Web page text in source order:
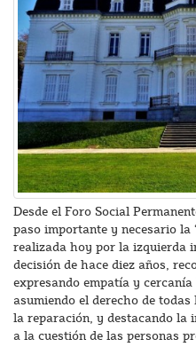
Desde el Foro Social
paso importante y necesario la
realizada hoy por la izquierda
decisión de hace diez años,
expresando empatía y
asumiendo el derecho de
la reparación, y destacando la
a la cuestión de las personas